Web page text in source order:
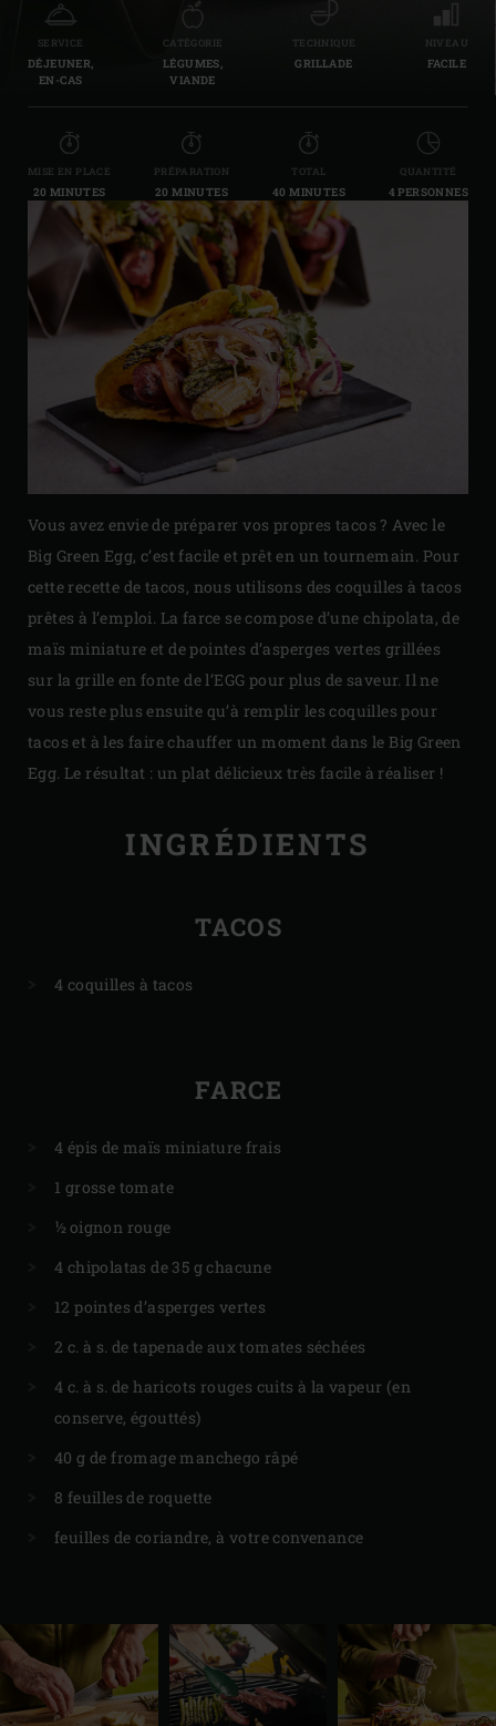
SERVICE
DÉJEUNER,
EN-CAS
CATÉGORIE
LÉGUMES,
VIANDE
TECHNIQUE
GRILLADE
NIVEAU
FACILE
MISE EN PLACE
20 MINUTES
PRÉPARATION
20 MINUTES
TOTAL
40 MINUTES
QUANTITÉ
4 PERSONNES
Vous avez envie de préparer vos propres tacos ? Avec le
Big Green Egg, c’est facile et prêt en un tournemain. Pour
cette recette de tacos, nous utilisons des coquilles à tacos
prêtes à l’emploi. La farce se compose d’une chipolata, de
maïs miniature et de pointes d’asperges vertes grillées
sur la grille en fonte de l’EGG pour plus de saveur. Il ne
vous reste plus ensuite qu’à remplir les coquilles pour
tacos et à les faire chauffer un moment dans le Big Green
Egg. Le résultat : un plat délicieux très facile à réaliser !
INGRÉDIENTS
TACOS
4 coquilles à tacos
FARCE
4 épis de maïs miniature frais
1 grosse tomate
½ oignon rouge
4 chipolatas de 35 g chacune
12 pointes d’asperges vertes
2 c. à s. de tapenade aux tomates séchées
4 c. à s. de haricots rouges cuits à la vapeur (en
conserve, égouttés)
40 g de fromage manchego râpé
8 feuilles de roquette
feuilles de coriandre, à votre convenance